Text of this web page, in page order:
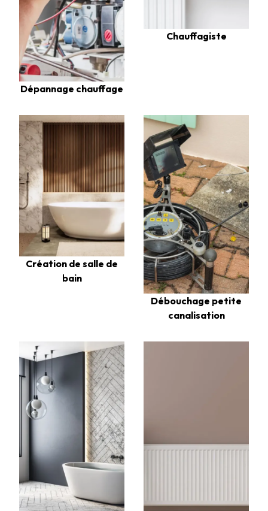
Dépannage chauffage
Chauffagiste
Création de salle de
bain
Débouchage petite
canalisation